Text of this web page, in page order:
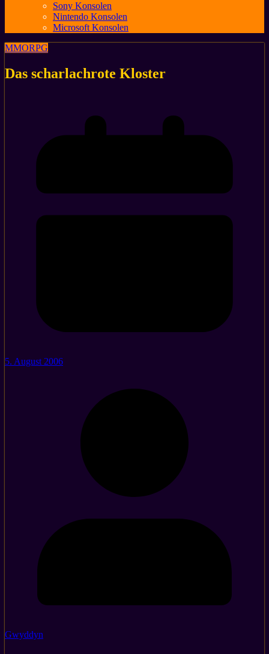
Sony Konsolen
Nintendo Konsolen
Microsoft Konsolen
MMORPG
Das scharlachrote Kloster
5. August 2006
Gwyddyn